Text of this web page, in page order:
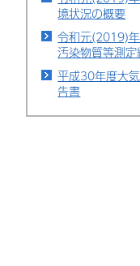
境状況の概要
令和元(2019)
汚染物質等測
平成30年度大
告書